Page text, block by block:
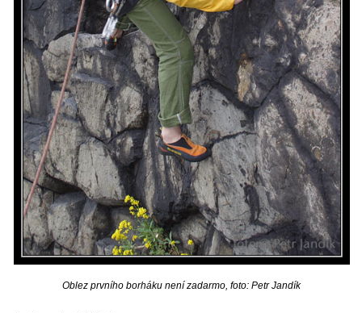
Oblez prvního borháku není zadarmo, foto: Petr Jandík